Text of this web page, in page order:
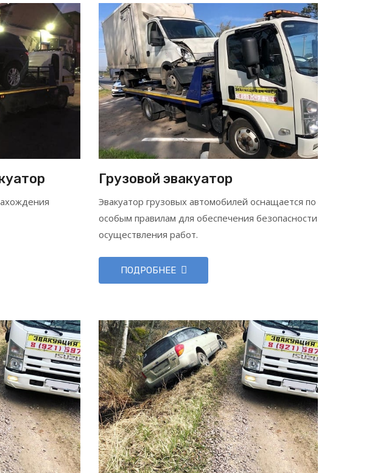
Грузовой эвакуатор
Эвакуатор грузовых автомобилей оснащается по
особым правилам для обеспечения безопасности
осуществления работ.
ПОДРОБНЕЕ